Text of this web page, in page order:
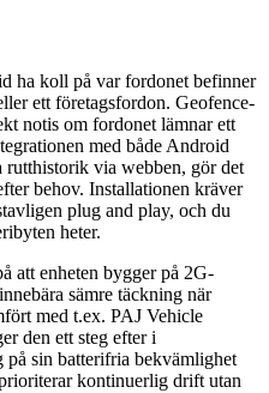
ha koll på var fordonet befinner
ett företagsfordon. Geofence-
notis om fordonet lämnar ett
med både Android
via webben, gör det
behov. Installationen kräver
plug and play, och du
heter.
att enheten bygger på 2G-
sämre täckning när
med t.ex. PAJ Vehicle
den ett steg efter i
på sin batterifria bekvämlighet
kontinuerlig drift utan